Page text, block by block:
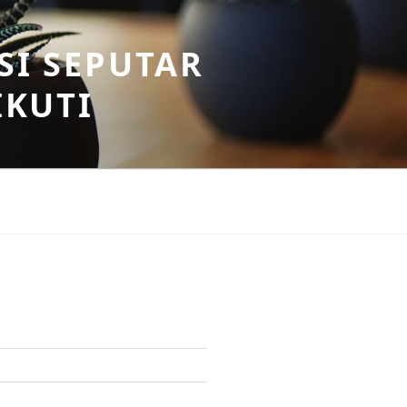
SEPUTAR